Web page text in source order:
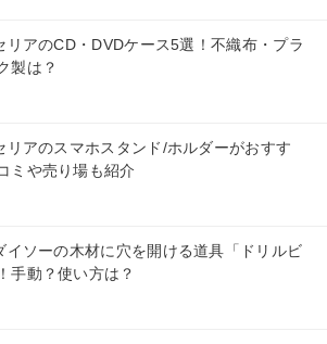
リアのCD・DVDケース5選！不織布・プラ
製は？
リアのスマホスタンド/ホルダーがおすす
ミや売り場も紹介
イソーの木材に穴を開ける道具「ドリルビ
手動？使い方は？